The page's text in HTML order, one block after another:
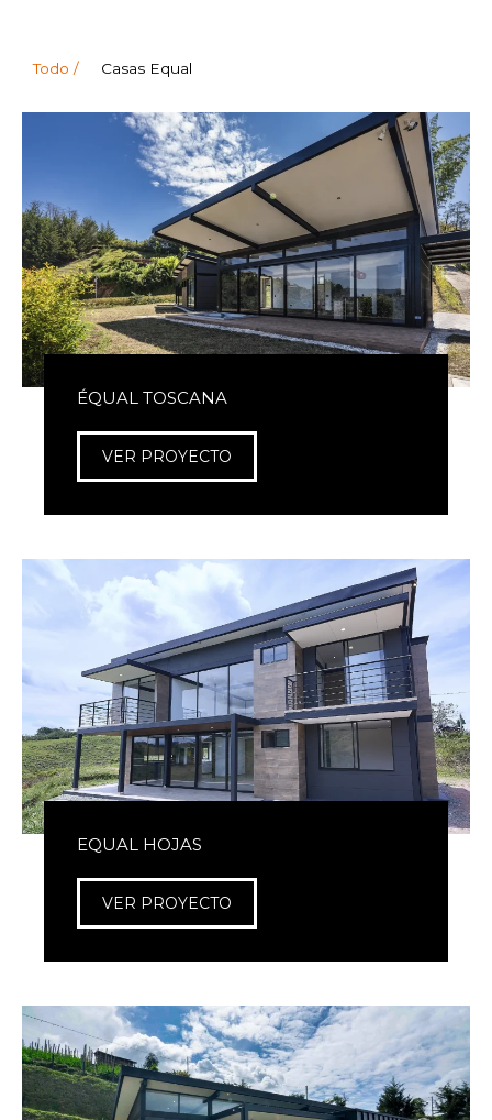
Todo / Casas Equal
ÉQUAL TOSCANA
VER PROYECTO
EQUAL HOJAS
VER PROYECTO